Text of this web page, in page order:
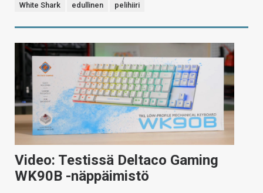
White Shark
edullinen pelihiiri
Video: Testissä Deltaco Gaming
WK90B -näppäimistö